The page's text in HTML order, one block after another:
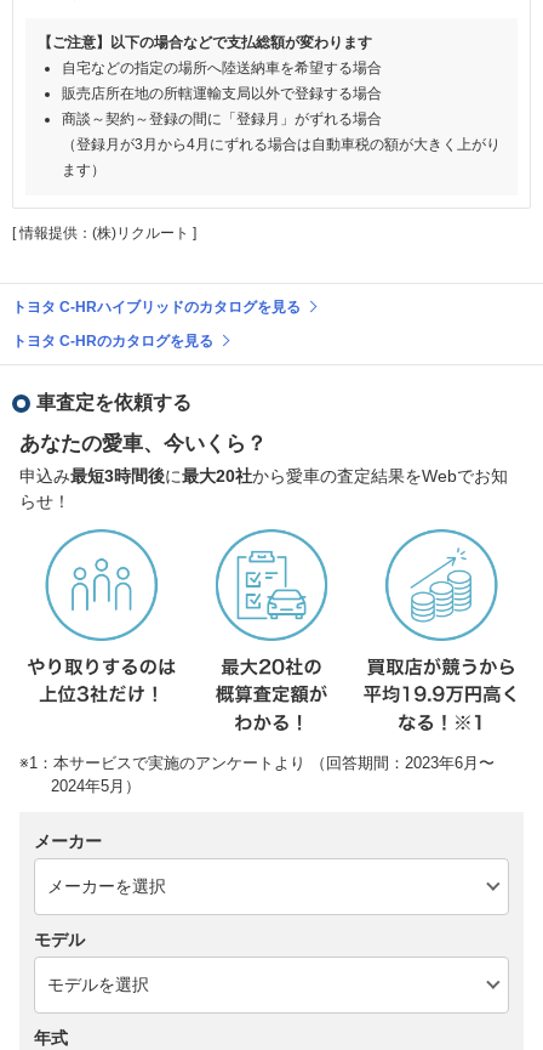
【ご注意】以下の場合などで支払総額が変わります
自宅などの指定の場所へ陸送納車を希望する場合
販売店所在地の所轄運輸支局以外で登録する場合
商談～契約～登録の間に「登録月」がずれる場合
（登録月が3月から4月にずれる場合は自動車税の額が大きく上がり
ます）
[ 情報提供：(株)リクルート ]
トヨタ C-HRハイブリッドのカタログを見る
トヨタ C-HRのカタログを見る
車査定を依頼する
あなたの愛車、今いくら？
申込み最短3時間後に最大20社から愛車の査定結果をWebでお知
らせ！
※1：本サービスで実施のアンケートより （回答期間：2023年6月〜
2024年5月）
メーカー
モデル
年式